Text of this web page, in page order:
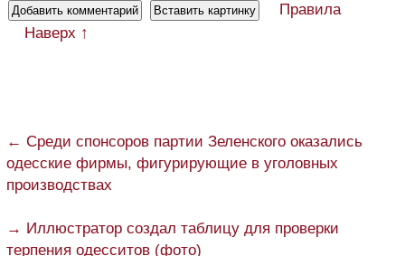
Правила
Наверх ↑
← Среди спонсоров партии Зеленского оказались
одесские фирмы, фигурирующие в уголовных
производствах
→ Иллюстратор создал таблицу для проверки
терпения одесситов (фото)